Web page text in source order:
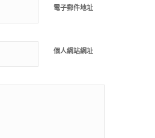
電子郵件地址
個人網站網址